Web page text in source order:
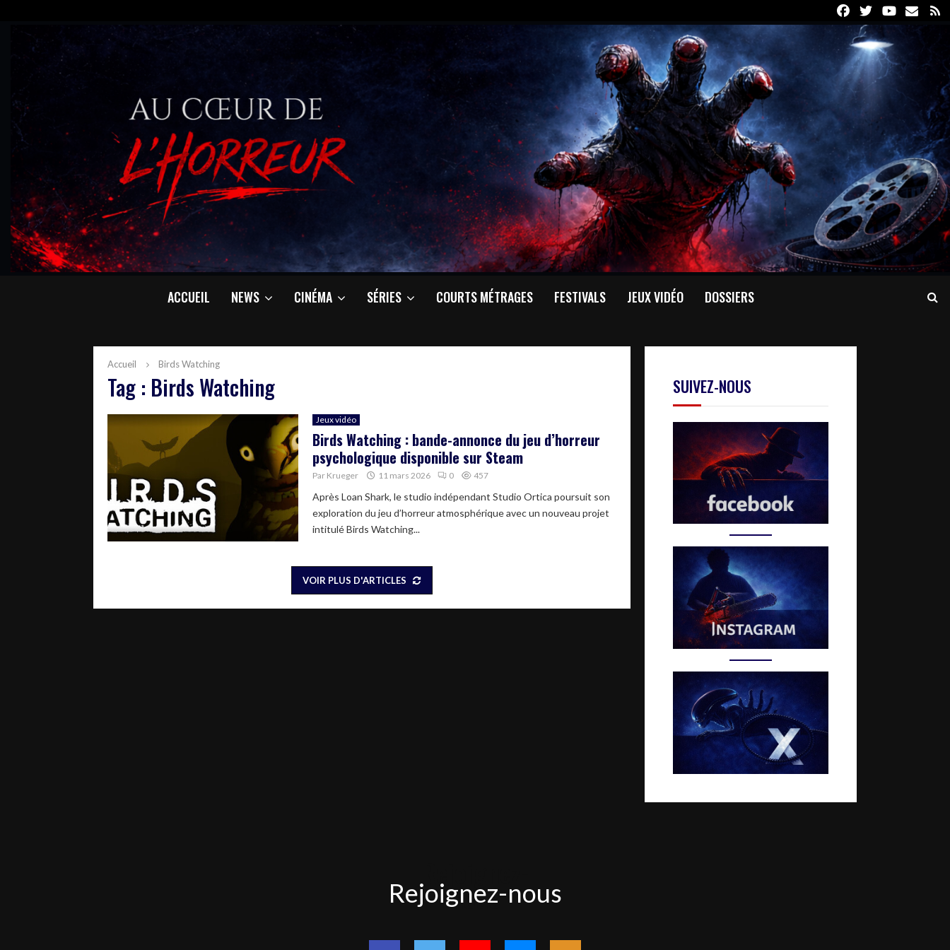
FacebookTwitterYoutube
Email
ACCUEIL NEWS CINÉMA SÉRIES COURTS MÉTRAGES FESTIVALS JEUX VIDÉO DOSSIERS
Accueil Birds Watching
Tag : Birds Watching
Jeux vidéo
Birds Watching : bande-annonce du jeu d’horreur
psychologique disponible sur Steam
Par Krueger 11 mars 2026 0 457
Après Loan Shark, le studio indépendant Studio Ortica poursuit son
exploration du jeu d’horreur atmosphérique avec un nouveau projet
intitulé Birds Watching...
VOIR PLUS D'ARTICLES
SUIVEZ-NOUS
nous
Rejoignez-nous